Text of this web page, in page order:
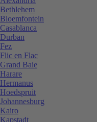
Bethlehem
Bloemfontein
Casablanca
Durban
Fez
Flic en Flac
Grand Baie
Harare
Hermanus
Hoedspruit
Johannesburg
Kairo
Kapstadt